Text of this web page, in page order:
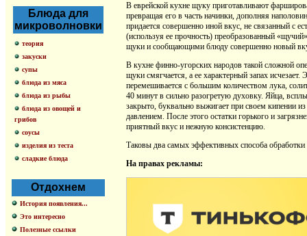
Блюда для
микроволновки
теория
закуски
супы
блюда из мяса
блюда из рыбы
блюда из овощей и
грибов
соусы
изделия из теста
сладкие блюда
Отдохнем
История появления...
Это интересно
Полезные ссылки
В еврейской кухне щуку приготавливают
превращая его в часть начинки, дополняя
придается совершенно иной вкус, не связанный с
(используя ее прочность) преобразованный
щуки и сообщающими блюду совершенно новый
В кухне финно-угорских народов такой сложной
щуки смягчается, а ее характерный запах
перемешивается с большим количеством лука,
40 минут в сильно разогретую духовку. Яйца,
закрыто, буквально выжигает при своем кипении
давлением. После этого остатки горького и
приятный вкус и нежную консистенцию.
Таковы два самых эффективных способа
На правах рекламы: